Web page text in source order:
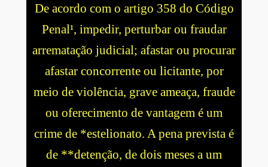
De acordo com o artigo 358 do Código
Penal¹, impedir, perturbar ou fraudar
arrematação judicial; afastar ou procurar
afastar concorrente ou licitante, por
meio de violência, grave ameaça, fraude
ou oferecimento de vantagem é um
crime de *estelionato. A pena prevista é
de **detenção, de dois meses a um